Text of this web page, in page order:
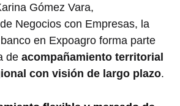
Gómez Vara,
Negocios con Empresas, la
en Expoagro forma parte
de acompañamiento territorial
con visión de largo plazo.